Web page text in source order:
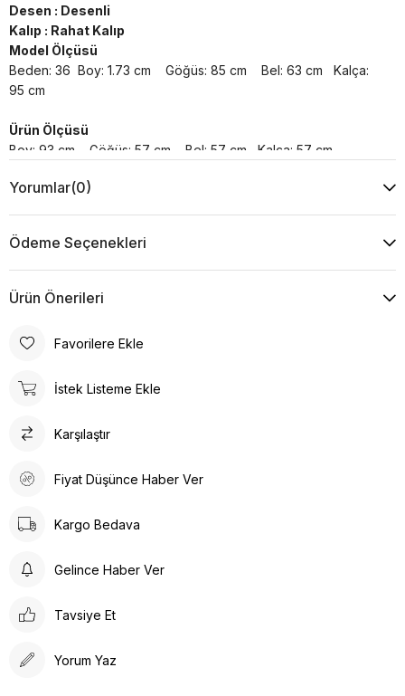
Desen : Desenli
Kalıp : Rahat Kalıp
Model Ölçüsü
Beden: 36 Boy: 1.73 cm Göğüs: 85 cm Bel: 63 cm Kalça:
95 cm
Ürün Ölçüsü
Boy: 93 cm Göğüs: 57 cm Bel: 57 cm Kalça: 57 cm
Yıkama Talimatı :
Kuru Temizleme , Trikloretilen Ayırıçısıyla Az Çözücü
Kullanınız
Düşük Isıda Ütüleme Yapınız
Yorumlar(0)
Ödeme Seçenekleri
Ürün Önerileri
Favorilere Ekle
İstek Listeme Ekle
Karşılaştır
Fiyat Düşünce Haber Ver
Kargo Bedava
Gelince Haber Ver
Tavsiye Et
Yorum Yaz